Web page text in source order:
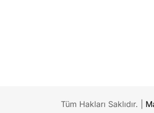
Tüm Hakları Saklıdır. |